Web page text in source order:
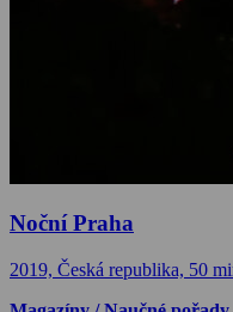
Noční Praha
2019, Česká republika, 50